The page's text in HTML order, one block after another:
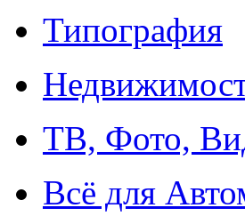
Типография
ТВ, Фото,
Всё для